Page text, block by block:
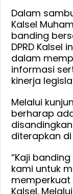
Dalam
Kalsel
banding
DPRD Kalsel
dalam
informasi
kinerja
Melalui
berharap
diterapkan di
“Kaji
kami untuk
memperkuat
Kalsel.